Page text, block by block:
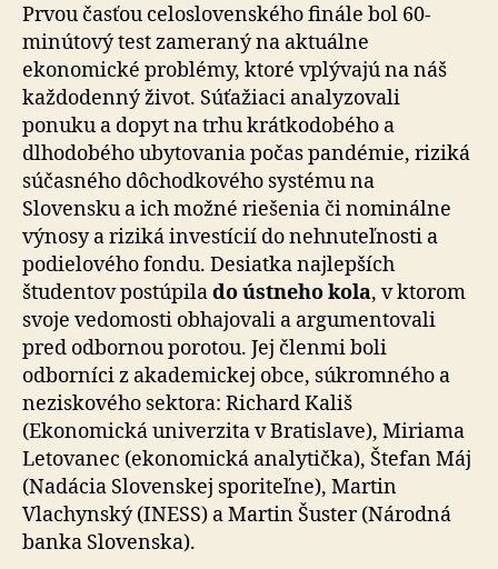
Prvou časťou celoslovenského finále bol 60-
minútový test zameraný na aktuálne
ekonomické problémy, ktoré vplývajú na náš
každodenný život. Súťažiaci analyzovali
ponuku a dopyt na trhu krátkodobého a
dlhodobého ubytovania počas pandémie, riziká
súčasného dôchodkového systému na
Slovensku a ich možné riešenia či nominálne
výnosy a riziká investícií do nehnuteľnosti a
podielového fondu. Desiatka najlepších
študentov postúpilado ústneho kola, v ktorom
svoje vedomosti obhajovali a argumentovali
pred odbornou porotou. Jej členmi boli
odborníci z akademickej obce, súkromného a
neziskového sektora: Richard Kališ
(Ekonomická univerzita v Bratislave), Miriama
Letovanec (ekonomická analytička), Štefan Máj
(Nadácia Slovenskej sporiteľne), Martin
Vlachynský (INESS) a Martin Šuster (Národná
banka Slovenska).